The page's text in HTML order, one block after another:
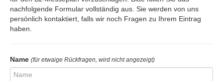
nachfolgende Formular vollständig aus. Sie werden von uns
persönlich kontaktiert, falls wir noch Fragen zu Ihrem Eintrag
haben.
Name (für etwaige Rückfragen, wird nicht angezeigt)